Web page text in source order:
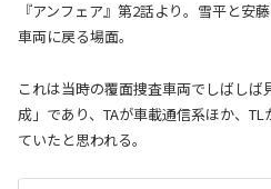
『アンフェア』第2話より。雪平と安
車両に戻る場面。
これは当時の覆面捜査車両でしばしば
成」であり、TAが車載通信系ほか、
ていたと思われる。